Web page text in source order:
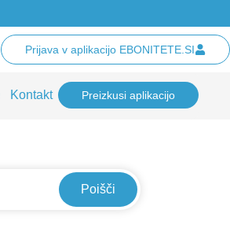
Prijava v aplikacijo EBONITETE.SI
Kontakt Preizkusi aplikacijo
Poišči